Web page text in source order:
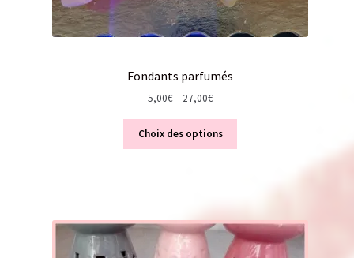
Fondants parfumés
5,00€– 27,00€
Choix des options